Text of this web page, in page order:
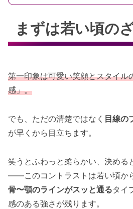
まずは若い頃の
第一印象は可愛い笑顔とスタイル
感」。
でも、ただの清楚ではなく 目線の
が早くから目立ちます。
笑うとふわっと柔らかい、決める
——このコントラストは若い頃か
骨〜顎のラインがスッと通るタイ
感のある強さが残ります。